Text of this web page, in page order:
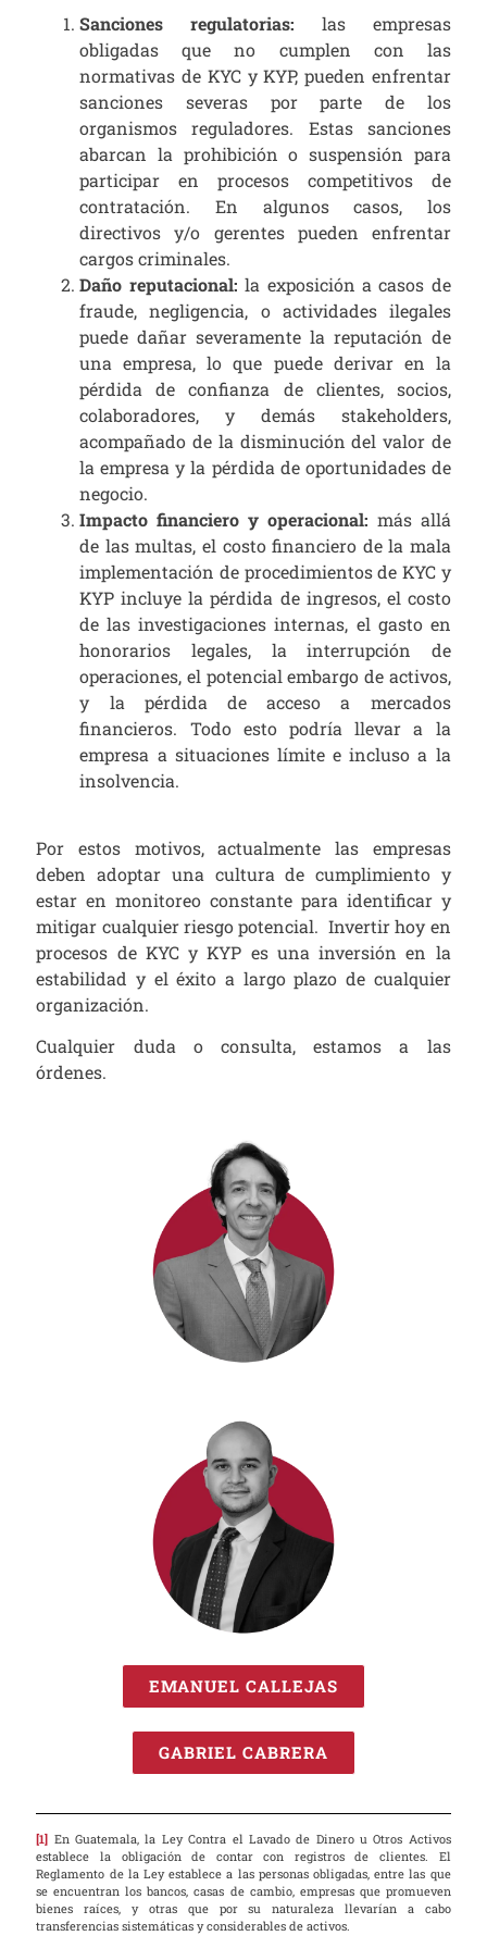
Sanciones regulatorias: las empresas
obligadas que no cumplen con las
normativas de KYC y KYP, pueden enfrentar
sanciones severas por parte de los
organismos reguladores. Estas sanciones
abarcan la prohibición o suspensión para
participar en procesos competitivos de
contratación. En algunos casos, los
directivos y/o gerentes pueden enfrentar
cargos criminales.
Daño reputacional: la exposición a casos de
fraude, negligencia, o actividades ilegales
puede dañar severamente la reputación de
una empresa, lo que puede derivar en la
pérdida de confianza de clientes, socios,
colaboradores, y demás stakeholders,
acompañado de la disminución del valor de
la empresa y la pérdida de oportunidades de
negocio.
Impacto financiero y operacional: más allá
de las multas, el costo financiero de la mala
implementación de procedimientos de KYC y
KYP incluye la pérdida de ingresos, el costo
de las investigaciones internas, el gasto en
honorarios legales, la interrupción de
operaciones, el potencial embargo de activos,
y la pérdida de acceso a mercados
financieros. Todo esto podría llevar a la
empresa a situaciones límite e incluso a la
insolvencia.
Por estos motivos, actualmente las empresas
deben adoptar una cultura de cumplimiento y
estar en monitoreo constante para identificar y
mitigar cualquier riesgo potencial. Invertir hoy en
procesos de KYC y KYP es una inversión en la
estabilidad y el éxito a largo plazo de cualquier
organización.
Cualquier duda o consulta, estamos a las
órdenes.
EMANUEL CALLEJAS
GABRIEL CABRERA
[1] En Guatemala, la Ley Contra el Lavado de Dinero u Otros Activos
establece la obligación de contar con registros de clientes. El
Reglamento de la Ley establece a las personas obligadas, entre las que
se encuentran los bancos, casas de cambio, empresas que promueven
bienes raíces, y otras que por su naturaleza llevarían a cabo
transferencias sistemáticas y considerables de activos.